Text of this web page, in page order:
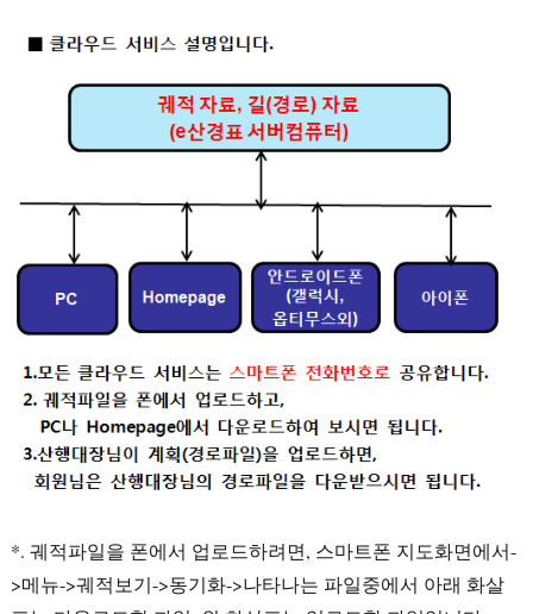
*. 궤적파일을 폰에서 업로드하려면, 스마트폰 지도화면에서-
>메뉴->궤적보기->동기화->나타나는 파일중에서 아래 화살